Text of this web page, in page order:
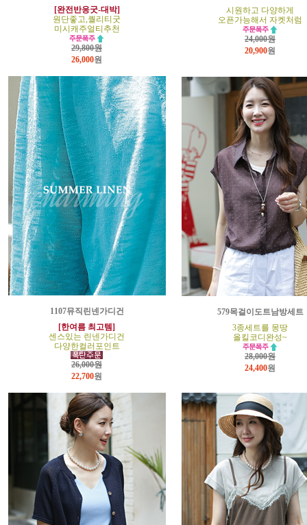
[완전반응굿-대박]
원단좋고,퀄리티굿
미시캐주얼티추천
29,800원
26,000원
시원하고 다양하게
오픈가능해서 자켓처럼
24,000원
20,900원
1107뮤직린넨가디건
[한여름 최고템]
센스있는 린넨가디건
다양한컬러포인트
26,000원
22,700원
579목걸이도트남방세트
3종세트를 몽땅
올킬코디완성~
28,000원
24,400원